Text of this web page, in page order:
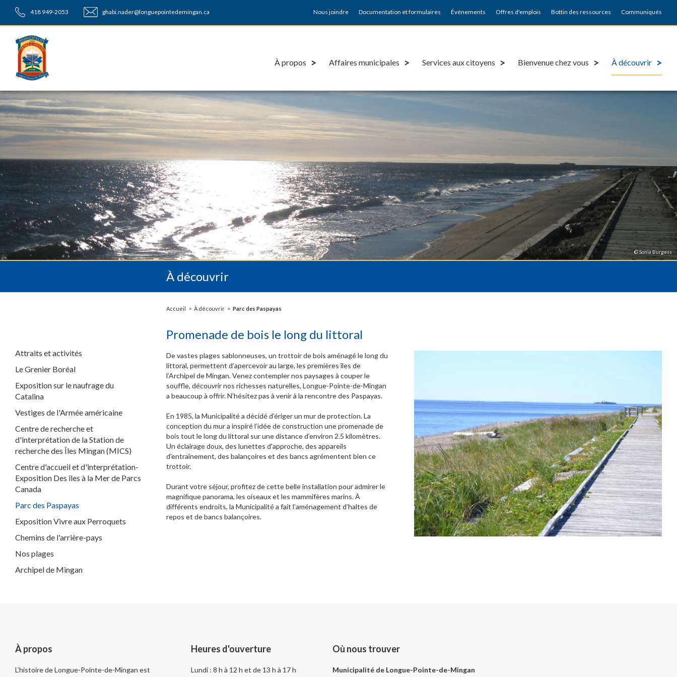
À propos Affaires municipales Services aux citoyens Bienvenue chez vous À découvrir
418 949-2053 ghabi.nader@longuepointedemingan.ca Nous joindre Documentation et formulaires Événements Offres d'emplois Bottin des ressources Communiqués
À découvrir
© Sonia Burgess
Attraits et activités
Le Grenier Boréal
Exposition sur le naufrage du
Catalina
Vestiges de l'Armée américaine
Centre de recherche et
d'interprétation de la Station de
recherche des Îles Mingan (MICS)
Centre d'accueil et d'interprétation-
Exposition Des îles à la Mer de Parcs
Canada
Parc des Paspayas
Exposition Vivre aux Perroquets
Chemins de l'arrière-pays
Nos plages
Archipel de Mingan
Accueil À découvrir Parc des Paspayas
Promenade de bois le long du littoral
De vastes plages sablonneuses, un trottoir de bois aménagé le long du
littoral, permettent d’apercevoir au large, les premières îles de
l’Archipel de Mingan. Venez contempler nos paysages à couper le
souffle, découvrir nos richesses naturelles, Longue-Pointe-de-Mingan
a beaucoup à offrir. N’hésitez pas à venir à la rencontre des Paspayas.
En 1985, la Municipalité a décidé d’ériger un mur de protection. La
conception du mur a inspiré l’idée de construction une promenade de
bois tout le long du littoral sur une distance d’environ 2.5 kilomètres.
Un éclairage doux, des lunettes d'approche, des appareils
d'entraînement, des balançoires et des bancs agrémentent bien ce
trottoir.
Durant votre séjour, profitez de cette belle installation pour admirer le
magnifique panorama, les oiseaux et les mammifères marins. À
différents endroits, la Municipalité a fait l’aménagement d’haltes de
repos et de bancs balançoires.
À propos
L’histoire de Longue-Pointe-de-Mingan est
Heures d'ouverture
Lundi : 8 h à 12 h et de 13 h à 17 h
Où nous trouver
Municipalité de Longue-Pointe-de-Mingan